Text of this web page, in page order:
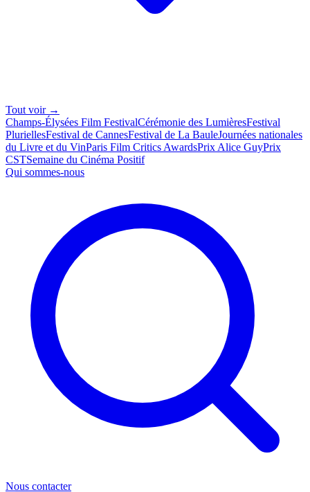
Tout voir →
Champs-Élysées Film FestivalCérémonie des LumièresFestival
PluriellesFestival de CannesFestival de La BauleJournées nationales
du Livre et du VinParis Film Critics AwardsPrix Alice GuyPrix
CSTSemaine du Cinéma Positif
Qui sommes-nous
Nous contacter